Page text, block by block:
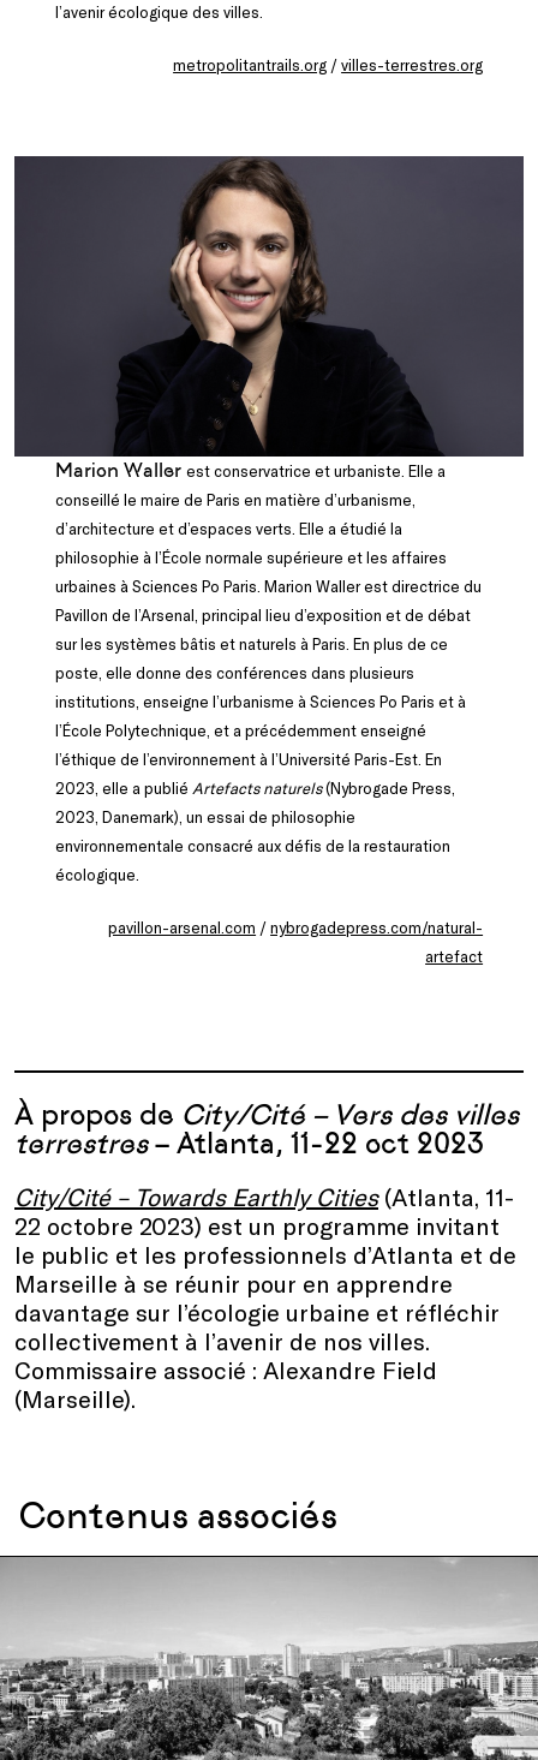
l’avenir écologique des villes.
metropolitantrails.org /villes-terrestres.org
Marion Waller est conservatrice et urbaniste. Elle a
conseillé le maire de Paris en matière d’urbanisme,
d’architecture et d’espaces verts. Elle a étudié la
philosophie à l’École normale supérieure et les affaires
urbaines à Sciences Po Paris. Marion Waller est directrice du
Pavillon de l’Arsenal, principal lieu d’exposition et de débat
sur les systèmes bâtis et naturels à Paris. En plus de ce
poste, elle donne des conférences dans plusieurs
institutions, enseigne l’urbanisme à Sciences Po Paris et à
l’École Polytechnique, et a précédemment enseigné
l’éthique de l’environnement à l’Université Paris-Est. En
2023, elle a publié Artefacts naturels(Nybrogade Press,
2023, Danemark), un essai de philosophie
environnementale consacré aux défis de la restauration
écologique.
pavillon-arsenal.com /nybrogadepress.com/natural-
artefact
À propos de City/Cité – Vers des villes
terrestres– Atlanta, 11-22 oct 2023
City/Cité – Towards Earthly Cities(Atlanta, 11-
22 octobre 2023) est un programme invitant
le public et les professionnels d’Atlanta et de
Marseille à se réunir pour en apprendre
davantage sur l’écologie urbaine et réfléchir
collectivement à l’avenir de nos villes.
Commissaire associé : Alexandre Field
(Marseille).
Contenus associés